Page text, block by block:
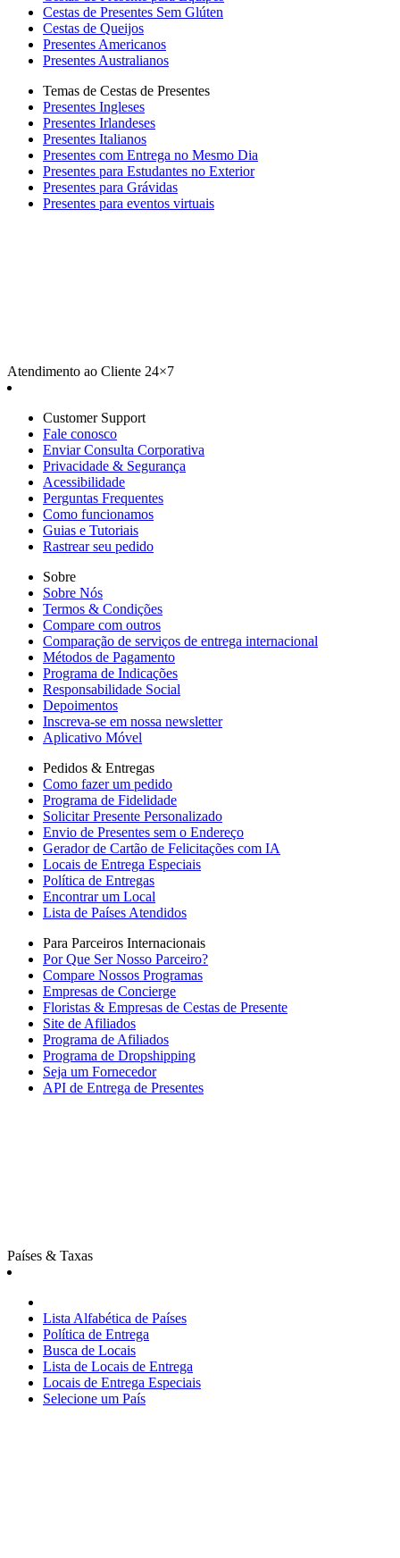
Cestas de Presentes Sem Glúten
Cestas de Queijos
Presentes Americanos
Presentes Australianos
Temas de Cestas de Presentes
Presentes Ingleses
Presentes Irlandeses
Presentes Italianos
Presentes com Entrega no Mesmo Dia
Presentes para Estudantes no Exterior
Presentes para Grávidas
Presentes para eventos virtuais
Atendimento ao Cliente 24×7
Customer Support
Fale conosco
Enviar Consulta Corporativa
Privacidade & Segurança
Acessibilidade
Perguntas Frequentes
Como funcionamos
Guias e Tutoriais
Rastrear seu pedido
Sobre
Sobre Nós
Termos & Condições
Compare com outros
Comparação de serviços de entrega internacional
Métodos de Pagamento
Programa de Indicações
Responsabilidade Social
Depoimentos
Inscreva-se em nossa newsletter
Aplicativo Móvel
Pedidos & Entregas
Como fazer um pedido
Programa de Fidelidade
Solicitar Presente Personalizado
Envio de Presentes sem o Endereço
Gerador de Cartão de Felicitações com IA
Locais de Entrega Especiais
Política de Entregas
Encontrar um Local
Lista de Países Atendidos
Para Parceiros Internacionais
Por Que Ser Nosso Parceiro?
Compare Nossos Programas
Empresas de Concierge
Floristas & Empresas de Cestas de Presente
Site de Afiliados
Programa de Afiliados
Programa de Dropshipping
Seja um Fornecedor
API de Entrega de Presentes
Países & Taxas
Lista Alfabética de Países
Política de Entrega
Busca de Locais
Lista de Locais de Entrega
Locais de Entrega Especiais
Selecione um País